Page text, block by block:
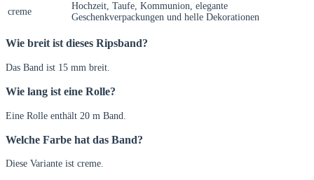
creme
Hochzeit, Taufe, Kommunion, elegante
Geschenkverpackungen und helle Dekorationen
Wie breit ist dieses Ripsband?
Das Band ist 15 mm breit.
Wie lang ist eine Rolle?
Eine Rolle enthält 20 m Band.
Welche Farbe hat das Band?
Diese Variante ist creme.